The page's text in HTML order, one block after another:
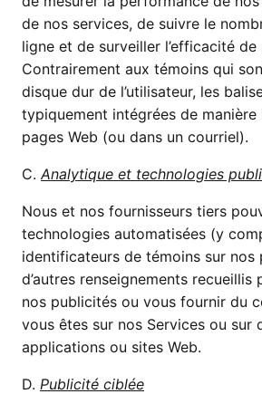
de nos services, de suivre le
ligne et de surveiller l’efficacité
Contrairement aux témoins qui
disque dur de l’utilisateur, les
typiquement intégrées de manière
pages Web (ou dans un courriel).
C. Analytique et technologies
Nous et nos fournisseurs tiers
technologies automatisées (y
identificateurs de témoins sur nos
d’autres renseignements recueillis
nos publicités ou vous fournir du
vous êtes sur nos Services ou sur
applications ou sites Web.
D. Publicité ciblée